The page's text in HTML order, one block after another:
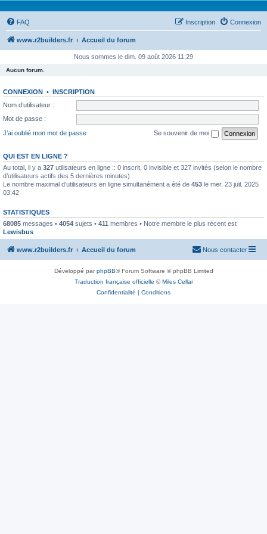
FAQ Connexion
Inscription
www.r2builders.fr Accueil du forum
Nous sommes le dim. 09 août 2026 11:29
Aucun forum.
CONNEXION • INSCRIPTION
Nom d’utilisateur :
Mot de passe :
J’ai oublié mon mot de passe
Se souvenir de moi
QUI EST EN LIGNE ?
Au total, il y a 327 utilisateurs en ligne :: 0 inscrit, 0 invisible et 327 invités (selon le nombre
d’utilisateurs actifs des 5 dernières minutes)
Le nombre maximal d’utilisateurs en ligne simultanément a été de 453 le mer. 23 juil. 2025
03:42
STATISTIQUES
68085 messages • 4054 sujets • 411 membres • Notre membre le plus récent est
Lewisbus
www.r2builders.fr Accueil du forum Nous contacter
Développé parphpBB® Forum Software © phpBB Limited
Traduction française officielle ©Miles Cellar
Confidentialité | Conditions